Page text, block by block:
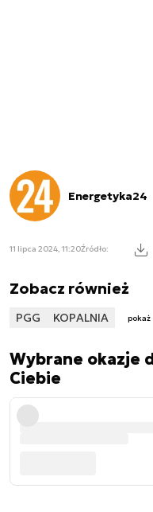
Energetyka24
11 lipca 2024, 11:20Źródło:
Zobacz również
PGG KOPALNIA
Wybrane okazje
Ciebie